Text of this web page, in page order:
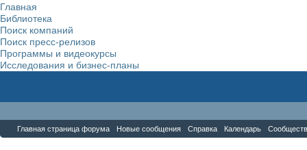
Главная
Библиотека
Поиск компаний
Поиск пресс-релизов
Программы и видеокурсы
Исследования и бизнес-планы
Главная страница форума Новые сообщения Справка Календарь